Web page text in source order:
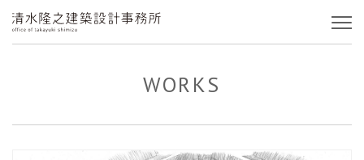
WORKS